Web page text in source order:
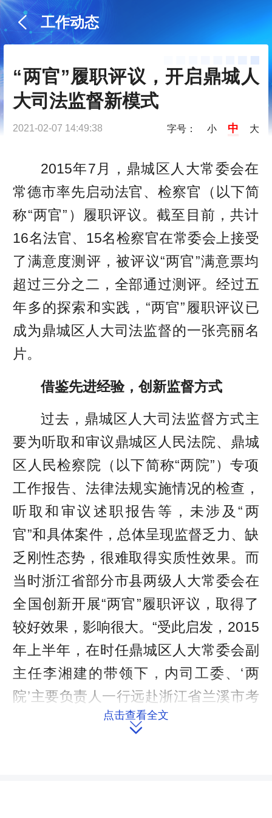
工作动态
“两官”履职评议，开启鼎城人
大司法监督新模式
2021-02-07 14:49:38 字号： 小 中 大
2015年7月，鼎城区人大常委会在
常德市率先启动法官、检察官（以下简
称“两官”）履职评议。截至目前，共计
16名法官、15名检察官在常委会上接受
了满意度测评，被评议“两官”满意票均
超过三分之二，全部通过测评。经过五
年多的探索和实践，“两官”履职评议已
成为鼎城区人大司法监督的一张亮丽名
片。
借鉴先进经验，创新监督方式
过去，鼎城区人大司法监督方式主
要为听取和审议鼎城区人民法院、鼎城
区人民检察院（以下简称“两院”）专项
工作报告、法律法规实施情况的检查，
听取和审议述职报告等，未涉及“两
官”和具体案件，总体呈现监督乏力、缺
乏刚性态势，很难取得实质性效果。而
当时浙江省部分市县两级人大常委会在
全国创新开展“两官”履职评议，取得了
较好效果，影响很大。“受此启发，2015
年上半年，在时任鼎城区人大常委会副
主任李湘建的带领下，内司工委、‘两
院’主要负责人一行远赴浙江省兰溪市考
察学习先进工作经验。”鼎城区人大监察
点击查看全文
